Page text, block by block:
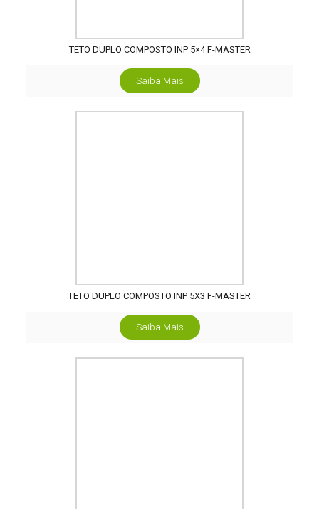
TETO DUPLO COMPOSTO INP 5×4 F-MASTER
Saiba Mais
TETO DUPLO COMPOSTO INP 5X3 F-MASTER
Saiba Mais